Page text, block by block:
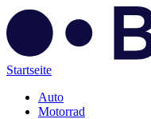
Startseite
Auto
Motorrad